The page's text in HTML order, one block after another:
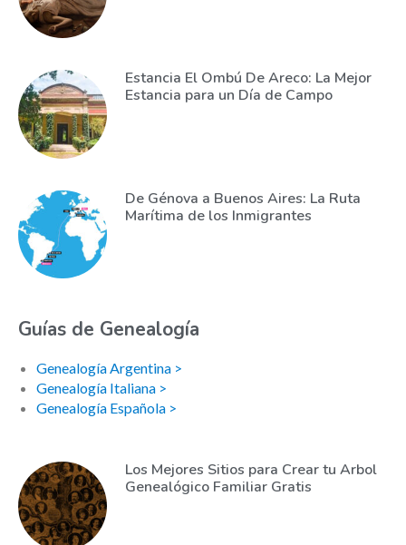
Estancia El Ombú De Areco: La Mejor
Estancia para un Día de Campo
De Génova a Buenos Aires: La Ruta
Marítima de los Inmigrantes
Guías de Genealogía
Genealogía Argentina >
Genealogía Italiana >
Genealogía Española >
Los Mejores Sitios para Crear tu Arbol
Genealógico Familiar Gratis